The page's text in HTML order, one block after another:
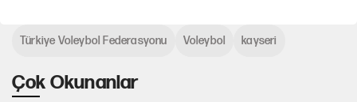
Çok Okunanlar
Türkiye Voleybol Federasyonu Voleybol kayseri